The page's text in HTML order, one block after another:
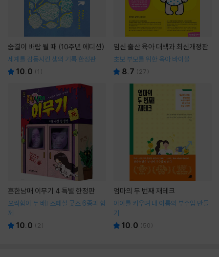
숨결이 바람 될 때 (10주년 에디션)
세계를 감동시킨 생의 기록 한정판
10.0 (1 )
임신 출산 육아 대백과 최신개정판
초보 부모를 위한 육아 바이블
8.7 ( 27)
흔한남매 이무기 4 특별 한정판
오싹함이 두 배! 스페셜 굿즈 6종과 함
께
10.0 ( 2)
엄마의 두 번째 재테크
아이를 키우며 내 이름의 부수입 만들
기
10.0 (50)